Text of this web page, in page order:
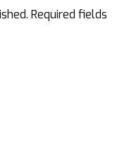
Required fields